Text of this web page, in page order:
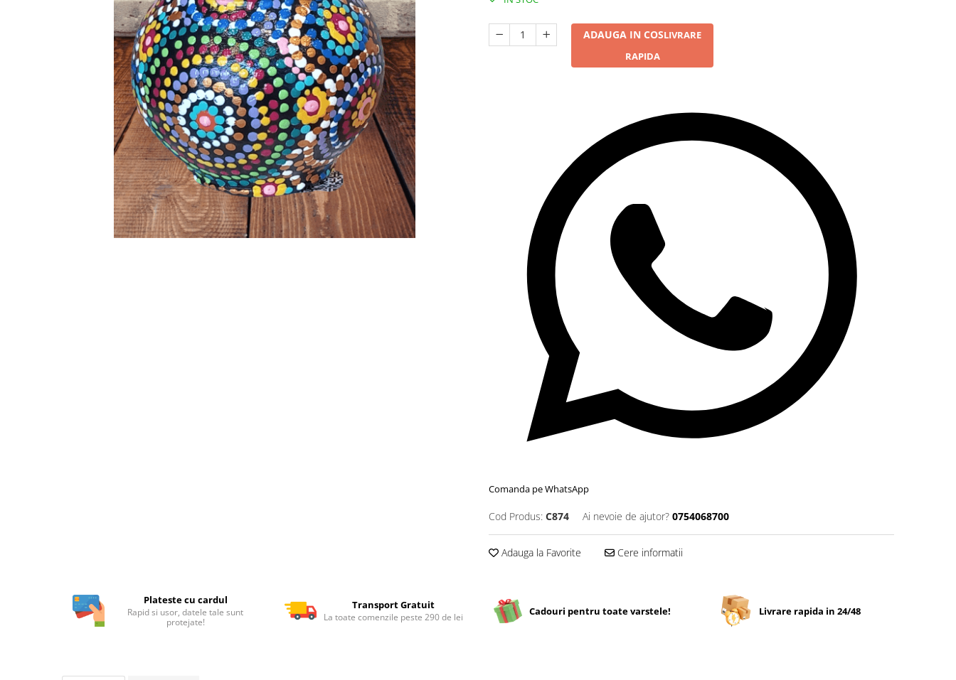
ADAUGA IN COSLIVRARE
RAPIDA
Comanda pe WhatsApp
Cod Produs: C874 Ai nevoie de ajutor? 0754068700
Adauga la Favorite Cere informatii
Plateste cu cardul
Rapid si usor, datele tale sunt
protejate!
Transport Gratuit
La toate comenzile peste 290 de lei Cadouri pentru toate varstele! Livrare rapida in 24/48